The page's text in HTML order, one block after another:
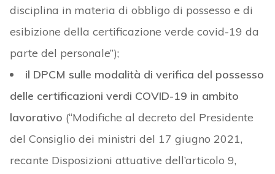
disciplina in materia di obbligo di possesso e di
esibizione della certificazione verde covid-19 da
parte del personale”);
il DPCM sulle modalità di verifica del possesso
delle certificazioni verdi COVID-19 in ambito
lavorativo (“Modifiche al decreto del Presidente
del Consiglio dei ministri del 17 giugno 2021,
recante Disposizioni attuative dell’articolo 9,